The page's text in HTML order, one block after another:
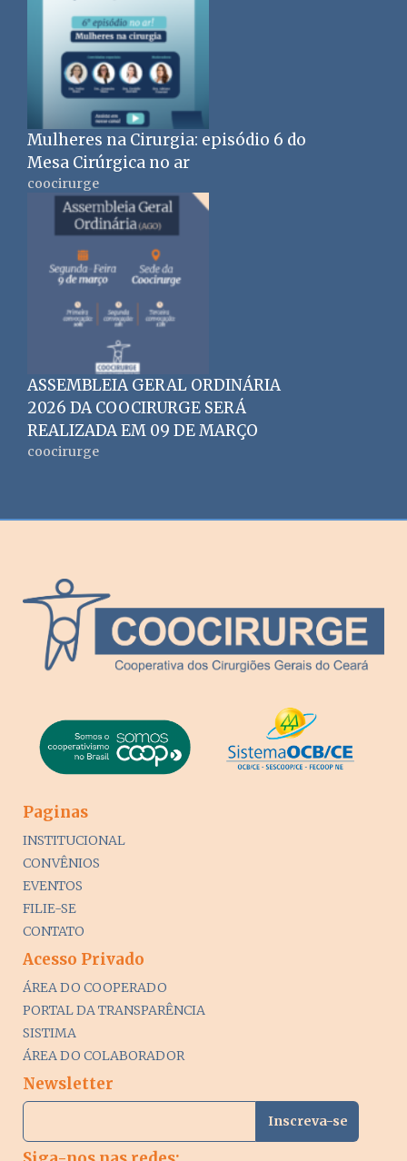
Mulheres na Cirurgia: episódio 6 do
Mesa Cirúrgica no ar
coocirurge
ASSEMBLEIA GERAL ORDINÁRIA
2026 DA COOCIRURGE SERÁ
REALIZADA EM 09 DE MARÇO
coocirurge
Paginas
INSTITUCIONAL
CONVÊNIOS
EVENTOS
FILIE-SE
CONTATO
Acesso Privado
ÁREA DO COOPERADO
PORTAL DA TRANSPARÊNCIA
SISTIMA
ÁREA DO COLABORADOR
Newsletter